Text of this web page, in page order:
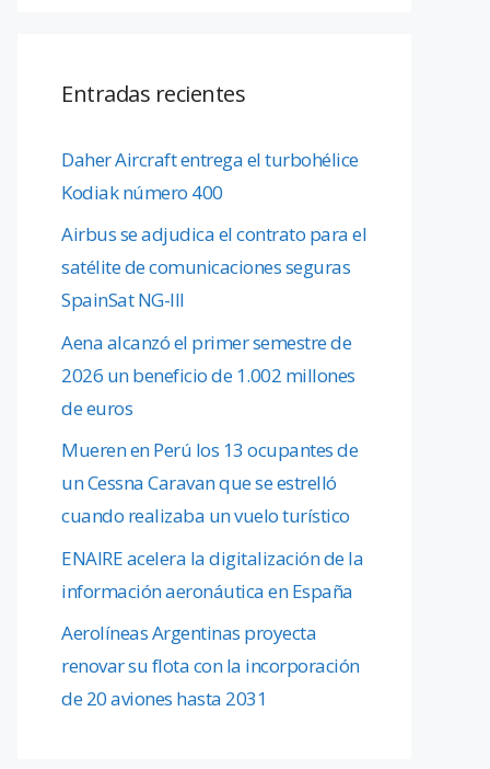
Entradas recientes
Daher Aircraft entrega el turbohélice
Kodiak número 400
Airbus se adjudica el contrato para el
satélite de comunicaciones seguras
SpainSat NG-III
Aena alcanzó el primer semestre de
2026 un beneficio de 1.002 millones
de euros
Mueren en Perú los 13 ocupantes de
un Cessna Caravan que se estrelló
cuando realizaba un vuelo turístico
ENAIRE acelera la digitalización de la
información aeronáutica en España
Aerolíneas Argentinas proyecta
renovar su flota con la incorporación
de 20 aviones hasta 2031